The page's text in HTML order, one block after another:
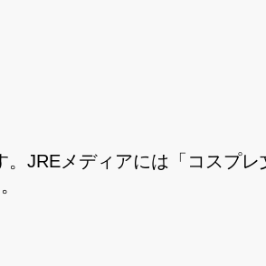
JREメディアには「コスプ